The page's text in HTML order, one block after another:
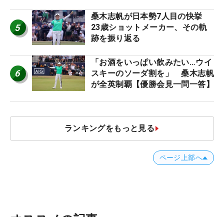
5
桑木志帆が日本勢7人目の快挙
23歳ショットメーカー、その軌
跡を振り返る
6
「お酒をいっぱい飲みたい…ウイ
スキーのソーダ割を」 桑木志帆
が全英制覇【優勝会見一問一答】
ランキングをもっと見る
ページ上部へ